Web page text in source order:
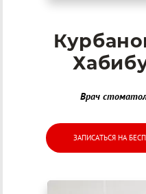
Врач
ЗАПИСАТЬСЯ НА